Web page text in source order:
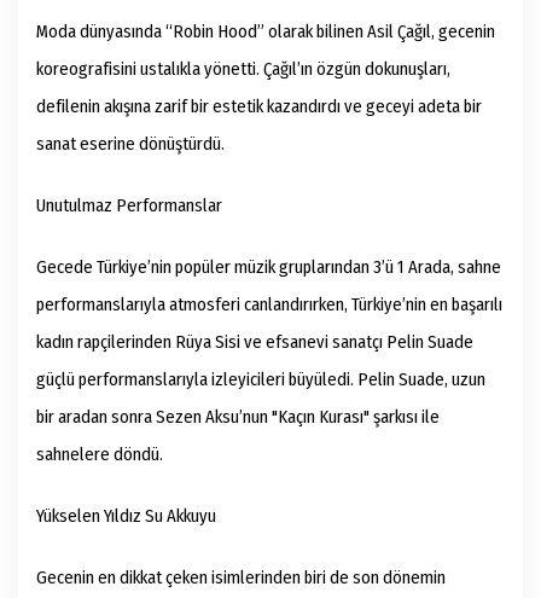
Moda dünyasında “Robin Hood” olarak bilinen Asil Çağıl, gecenin
koreografisini ustalıkla yönetti. Çağıl’ın özgün dokunuşları,
defilenin akışına zarif bir estetik kazandırdı ve geceyi adeta bir
sanat eserine dönüştürdü.
Unutulmaz Performanslar
Gecede Türkiye’nin popüler müzik gruplarından 3’ü 1 Arada, sahne
performanslarıyla atmosferi canlandırırken, Türkiye’nin en başarılı
kadın rapçilerinden Rüya Sisi ve efsanevi sanatçı Pelin Suade
güçlü performanslarıyla izleyicileri büyüledi. Pelin Suade, uzun
bir aradan sonra Sezen Aksu’nun "Kaçın Kurası" şarkısı ile
sahnelere döndü.
Yükselen Yıldız Su Akkuyu
Gecenin en dikkat çeken isimlerinden biri de son dönemin